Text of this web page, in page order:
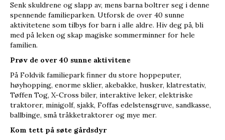
Senk skuldrene og slapp av, mens barna boltrer seg i denne
spennende familieparken. Utforsk de over 40 sunne
aktivitetene som tilbys for barn i alle aldre. Hiv deg på, bli
med på leken og skap magiske sommerminner for hele
familien.
Prøv de over 40 sunne aktivitene
På Foldvik familiepark finner du store hoppeputer,
høyhopping, enorme sklier, akebakke, husker, klatrestativ,
Tøffen Tog, X-Cross biler, interaktive leker, elektriske
traktorer, minigolf, sjakk, Foffas edelstensgruve, sandkasse,
ballbinge, små tråkketraktorer og mye mer.
Kom tett på søte gårdsdyr